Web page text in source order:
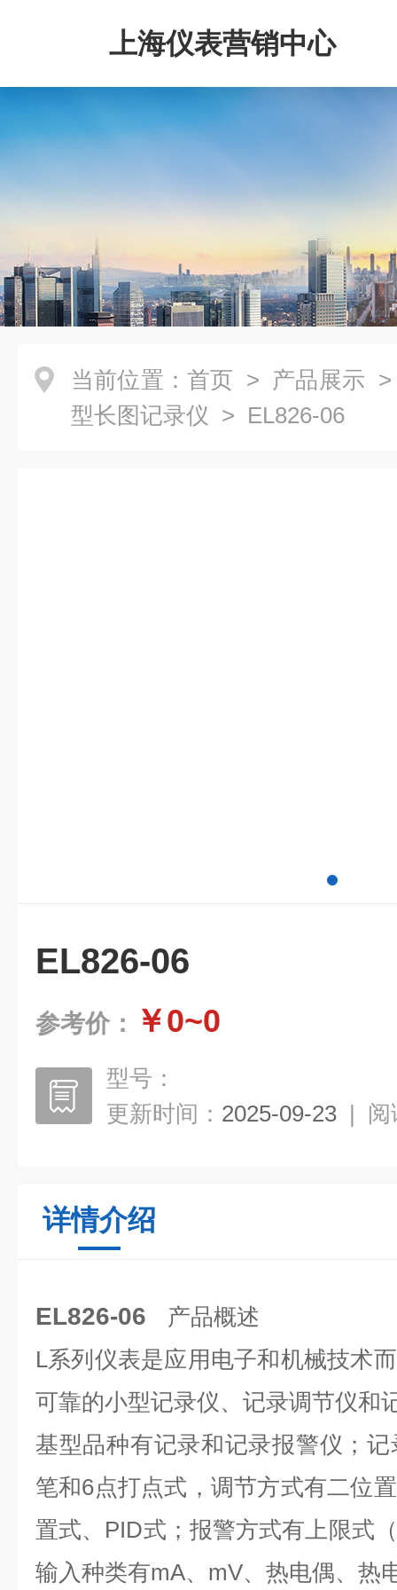
上海仪表营销中心
当前位置： 首页 > 产品展示
型长图记录仪 > EL826-06
EL826-06
参考价： ￥0~0
型号：
更新时间： 2025-09-23 | 阅
详情介绍
EL826-06
产品概述
L系列仪表是应用电子和机械技术
可靠的小型记录仪、记录调节仪和
基型品种有记录和记录报警仪；
笔和6点打点式，调节方式有二位
置式、PID式；报警方式有上限式
输入种类有mA、mV、热电偶、热